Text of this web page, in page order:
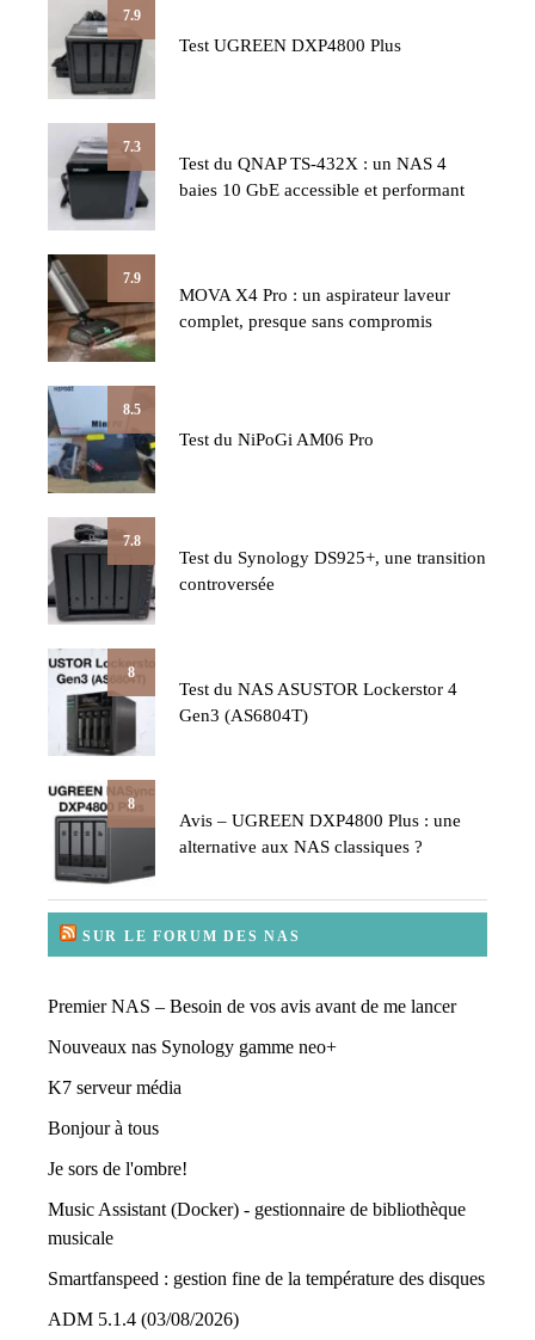
7.9
Test UGREEN DXP4800 Plus
7.3
Test du QNAP TS-432X : un NAS 4
baies 10 GbE accessible et performant
7.9
MOVA X4 Pro : un aspirateur laveur
complet, presque sans compromis
8.5
Test du NiPoGi AM06 Pro
7.8
Test du Synology DS925+, une transition
controversée
8
Test du NAS ASUSTOR Lockerstor 4
Gen3 (AS6804T)
8
Avis – UGREEN DXP4800 Plus : une
alternative aux NAS classiques ?
SUR LE FORUM DES NAS
Premier NAS – Besoin de vos avis avant de me lancer
Nouveaux nas Synology gamme neo+
K7 serveur média
Bonjour à tous
Je sors de l'ombre!
Music Assistant (Docker) - gestionnaire de bibliothèque
musicale
Smartfanspeed : gestion fine de la température des disques
ADM 5.1.4 (03/08/2026)